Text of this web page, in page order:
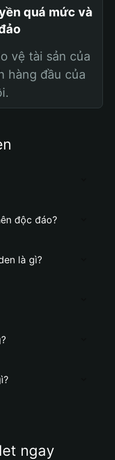
quá mức và
vệ tài sản của
hàng đầu của
độc đáo?
là gì?
ngay